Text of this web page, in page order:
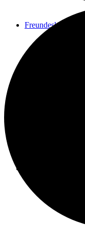
Freundeskreis